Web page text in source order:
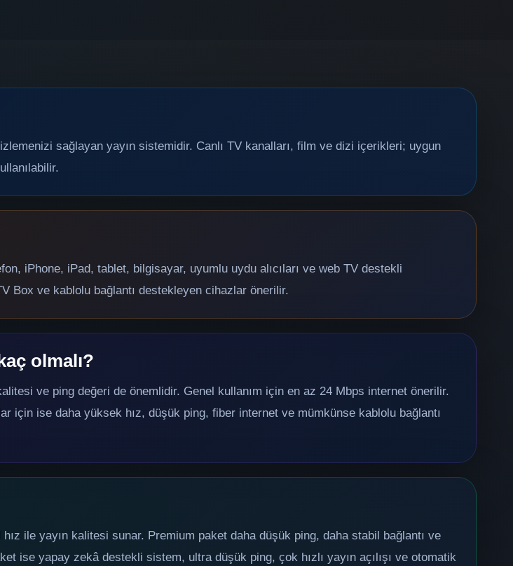
sağlayan yayın sistemidir. Canlı TV kanalları, film ve dizi içerikleri; uygun
iPhone, iPad, tablet, bilgisayar, uyumlu uydu alıcıları ve web TV destekli
Box ve kablolu bağlantı destekleyen cihazlar önerilir.
olmalı?
ve ping değeri de önemlidir. Genel kullanım için en az 24 Mbps internet önerilir.
için ise daha yüksek hız, düşük ping, fiber internet ve mümkünse kablolu bağlantı
ile yayın kalitesi sunar. Premium paket daha düşük ping, daha stabil bağlantı ve
ise yapay zekâ destekli sistem, ultra düşük ping, çok hızlı yayın açılışı ve otomatik